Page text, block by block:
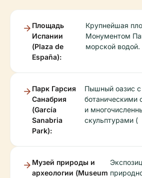
Площадь
Испании
(Plaza de
España):
Крупнейшая
Монументом
морской водой.
Парк Гарсия
Санабрия
(García
Sanabria
Park):
Пышный оазис с
ботаническими
и
скульптурами (
Музей природы и
археологии (Museum